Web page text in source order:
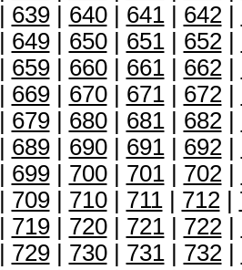
639| 640| 641| 642|
649| 650| 651| 652|
659| 660| 661| 662|
669| 670| 671| 672|
679| 680| 681| 682|
689| 690| 691| 692|
699| 700| 701| 702|
709| 710| 711| 712|
719| 720| 721| 722|
729| 730| 731| 732|